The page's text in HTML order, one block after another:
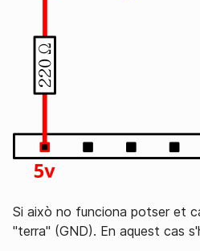
Si això no funciona potser et
"terra" (GND). En aquest cas